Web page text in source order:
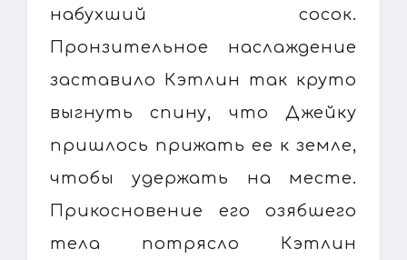
набухший сосок.
Пронзительное наслаждение
заставило Кэтлин так круто
выгнуть спину, что Джейку
пришлось прижать ее к земле,
чтобы удержать на месте.
Прикосновение его озябшего
тела потрясло Кэтлин